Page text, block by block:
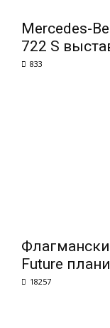
Mercedes-
722 S
833
Future
18257